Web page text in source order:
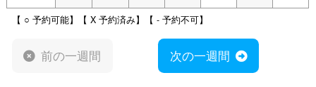
【 ○ 予約可能】【 X 予約済み】【 - 予約不可】
前の一週間 次の一週間